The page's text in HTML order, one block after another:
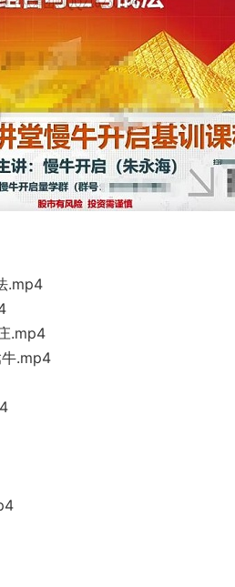
.mp4
.mp4
.mp4